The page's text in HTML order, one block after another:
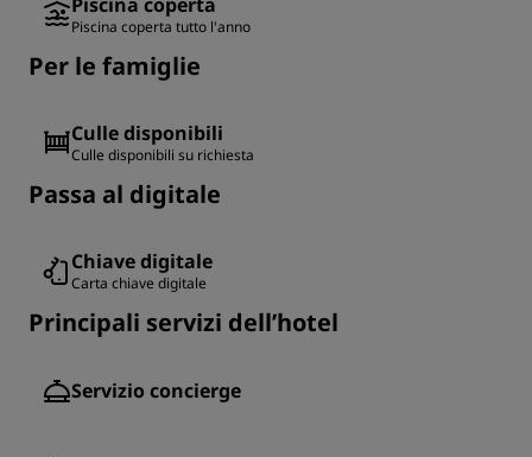
Piscina coperta tutto l'anno
Per le famiglie
Culle disponibili
Culle disponibili su richiesta
Passa al digitale
Chiave digitale
Carta chiave digitale
Principali servizi dell’hotel
Servizio concierge